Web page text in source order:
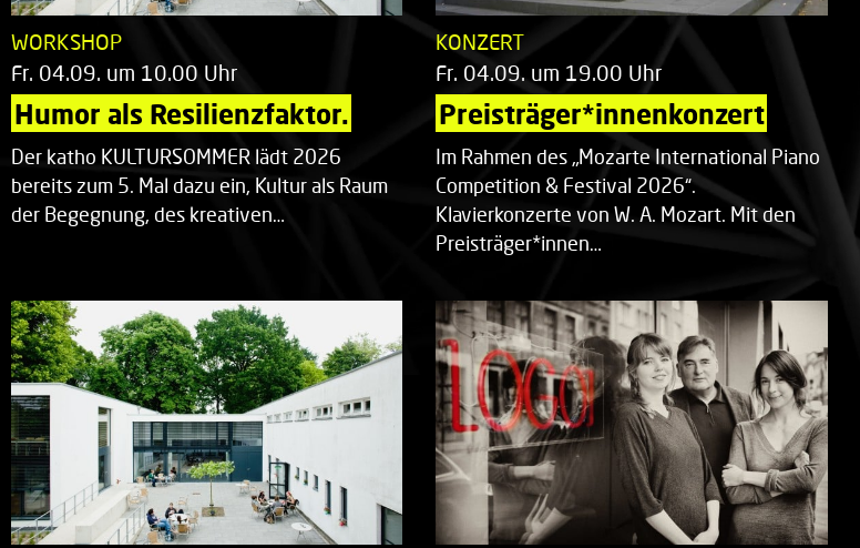
WORKSHOP
Fr. 04.09. um 10.00 Uhr
Humor als Resilienzfaktor.
Der katho KULTURSOMMER lädt 2026
bereits zum 5. Mal dazu ein, Kultur als Raum
der Begegnung, des kreativen…
KONZERT
Fr. 04.09. um 19.00 Uhr
Preisträger*innenkonzert
Im Rahmen des „Mozarte International Piano
Competition & Festival 2026“.
Klavierkonzerte von W. A. Mozart. Mit den
Preisträger*innen…